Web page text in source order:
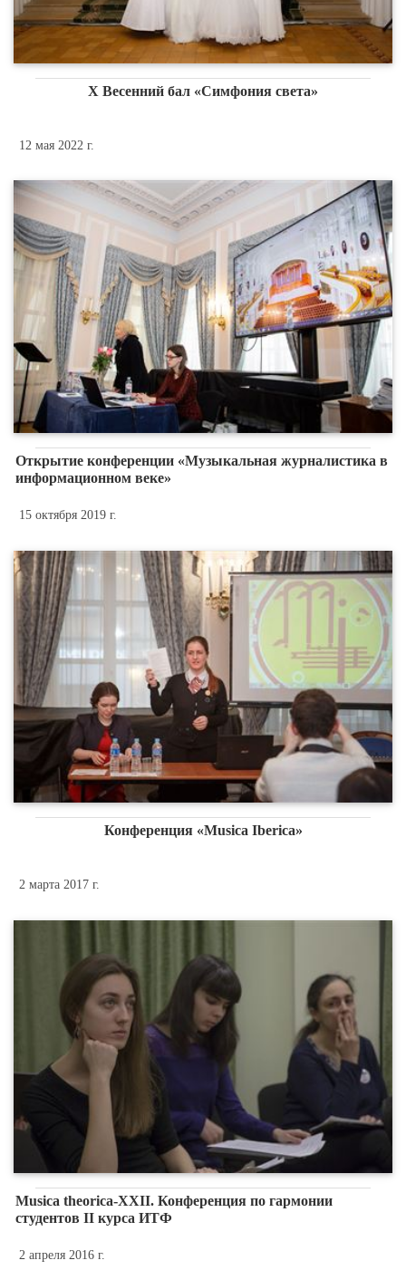
X Весенний бал «Симфония света»
12 мая 2022 г.
Открытие конференции «Музыкальная журналистика в
информационном веке»
15 октября 2019 г.
Конференция «Musica Iberica»
2 марта 2017 г.
Musica theorica-XXII. Конференция по гармонии
студентов II курса ИТФ
2 апреля 2016 г.